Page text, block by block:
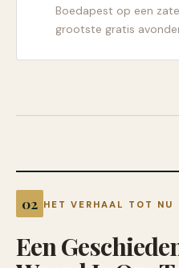
Boedapest op een
grootste gratis
HET VERHAAL TOT NU
Een